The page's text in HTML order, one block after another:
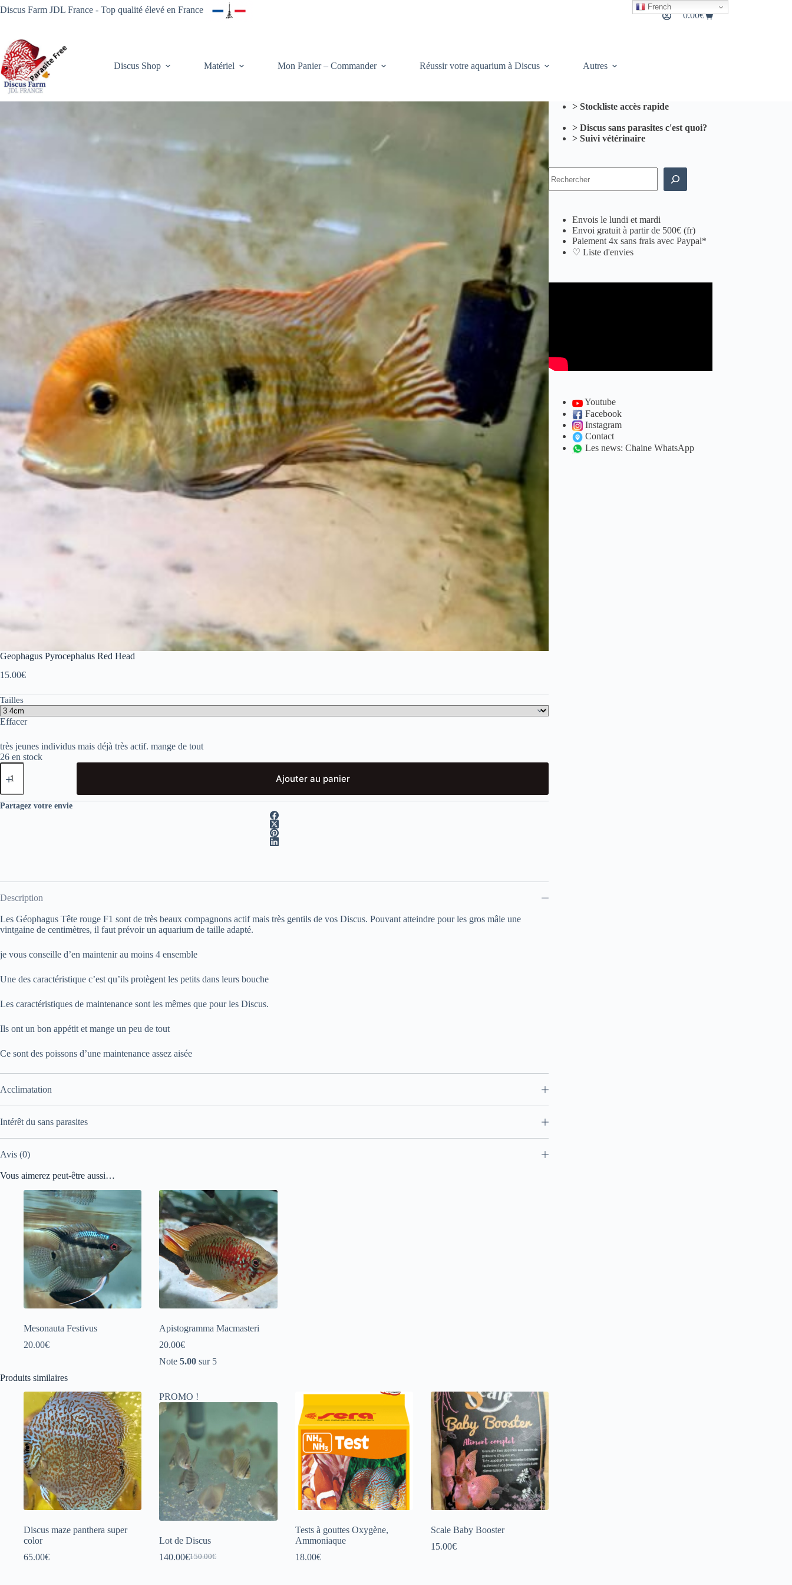
Passer
au
Discus Farm JDL France - Top qualité élevé en France
Panier
0.00€
Discus Shop Matériel Mon Panier – Commander Réussir votre aquarium à Discus Autres
Geophagus Pyrocephalus Red Head
15.00€
Tailles
Effacer
très jeunes individus mais déjà très actif. mange de tout
26 en stock
quantité
de
Pyrocephalus
Red
Ajouter au panier
Partagez votre envie
Description
Les Géophagus Tête rouge F1 sont de très beaux compagnons actif mais très gentils de vos Discus. Pouvant atteindre pour les gros mâle une
vintgaine de centimètres, il faut prévoir un aquarium de taille adapté.
je vous conseille d’en maintenir au moins 4 ensemble
Une des caractéristique c’est qu’ils protègent les petits dans leurs bouche
Les caractéristiques de maintenance sont les mêmes que pour les Discus.
Ils ont un bon appétit et mange un peu de tout
Ce sont des poissons d’une maintenance assez aisée
Acclimatation
Intérêt du sans parasites
Avis (0)
Vous aimerez peut-être aussi…
Mesonauta Festivus
20.00€
Apistogramma Macmasteri
20.00€
Note5.00 sur 5
Produits similaires
Discus maze panthera super
color
65.00€
PROMO !
Lot de Discus
150.00€
Le
140.00€Le
Tests à gouttes Oxygène,
Ammoniaque
18.00€
Scale Baby Booster
15.00€
> Stockliste accès rapide
> Discus sans parasites c'est quoi?
> Suivi vétérinaire
Rechercher
Envois le lundi et mardi
Envoi gratuit à partir de 500€ (fr)
Paiement 4x sans frais avec Paypal*
♡ Liste d'envies
Youtube
Facebook
Instagram
Contact
Les news: Chaine WhatsApp
French